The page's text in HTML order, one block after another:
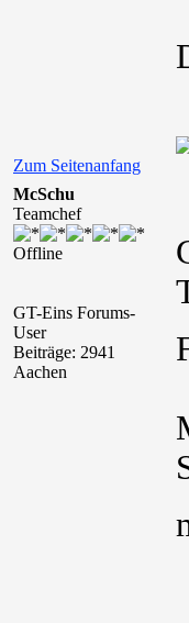
Zum Seitenanfang
McSchu
Teamchef
Offline
GT-Eins Forums-
User
Beiträge: 2941
Aachen